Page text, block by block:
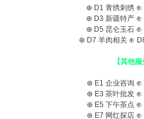
⊕ D1 青绣刺绣⊕
⊕ D3 新疆特产⊕
⊕ D5 昆仑玉石⊕
⊕ D7 羊肉相关⊕
【其他服
⊕ E1 企业咨询 ⊕
⊕ E3 茶叶批发⊕
⊕ E5 下午茶点 ⊕
⊕ E7 网红探店⊕